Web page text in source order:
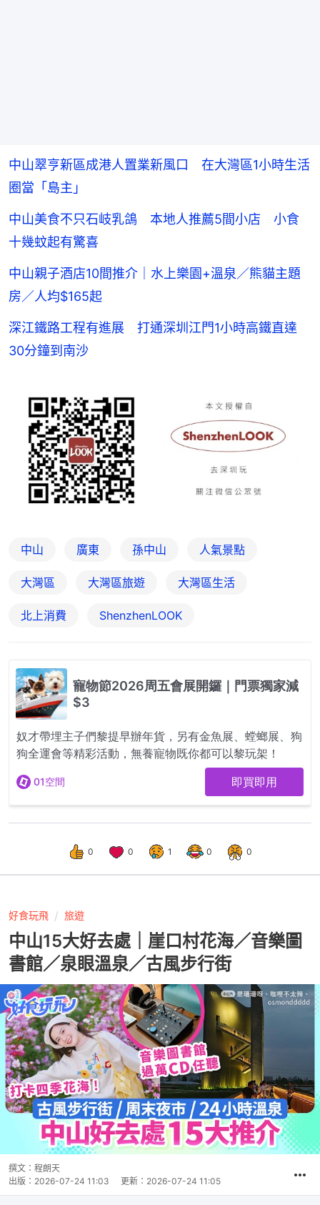
中山翠亨新區成港人置業新風口 在大灣區1小時生活
圈當「島主」
中山美食不只石岐乳鴿 本地人推薦5間小店 小食
十幾蚊起有驚喜
中山親子酒店10間推介｜水上樂園+溫泉／熊貓主題
房／人均$165起
深江鐵路工程有進展 打通深圳江門1小時高鐵直達
30分鐘到南沙
中山 廣東 孫中山 人氣景點
大灣區 大灣區旅遊 大灣區生活
北上消費 ShenzhenLOOK
0 0 1 0 0
好食玩飛 旅遊
中山15大好去處｜崖口村花海／音樂圖
書館／泉眼溫泉／古風步行街
撰文： 程朗天
出版： 2026-07-24 11:03 更新： 2026-07-24 11:05